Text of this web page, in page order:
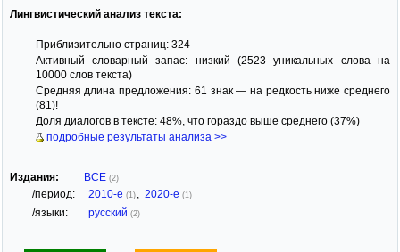
Лингвистический анализ текста:
Приблизительно страниц: 324
Активный словарный запас: низкий (2523 уникальных слова на
10000 слов текста)
Средняя длина предложения: 61 знак — на редкость ниже среднего
(81)!
Доля диалогов в тексте: 48%, что гораздо выше среднего (37%)
подробные результаты анализа >>
Издания: ВСЕ (2)
/период: 2010-е (1) 2020-е (1)
/языки: русский (2)